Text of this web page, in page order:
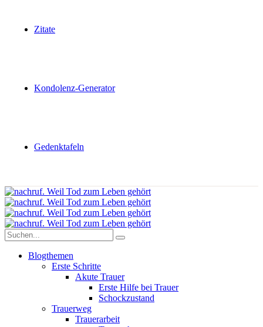
Zitate
Kondolenz-Generator
Gedenktafeln
Blogthemen
Erste Schritte
Akute Trauer
Erste Hilfe bei Trauer
Schockzustand
Trauerweg
Trauerarbeit